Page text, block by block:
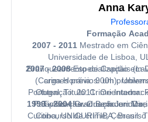
Anna
Formação
2007 - 2011 Mestrado em
Universidade de Lisboa,
Branqueamento de Capitais
crimes prévios: um
Obtenção: 2011. Orientador:
Palavras-chave: Bem
Concurso de crime;
2007 - 2008Especialização em
(Carga Horária: 900h).
Portugal. Título: Crime
Tipificação. Orientador:
1999 - 2004Graduação em
Curitiba, UNICURITIBA, Brasil.